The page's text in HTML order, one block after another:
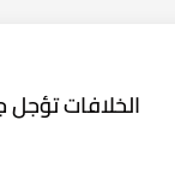
الخلافات